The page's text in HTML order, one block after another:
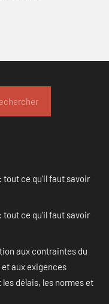
ce qu’il faut savoir
ce qu’il faut savoir
aux contraintes du
aux exigences
délais, les normes et